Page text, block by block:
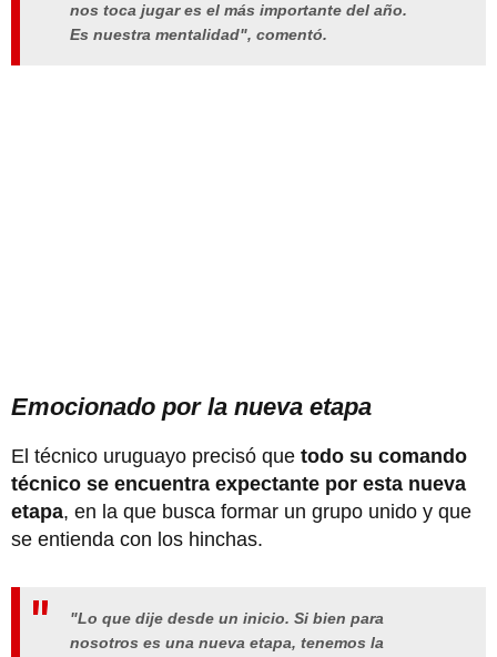
nos toca jugar es el más importante del año.
Es nuestra mentalidad", comentó.
Emocionado por la nueva etapa
El técnico uruguayo precisó que todo su comando
técnico se encuentra expectante por esta nueva
etapa, en la que busca formar un grupo unido y que
se entienda con los hinchas.
"Lo que dije desde un inicio. Si bien para
nosotros es una nueva etapa, tenemos la